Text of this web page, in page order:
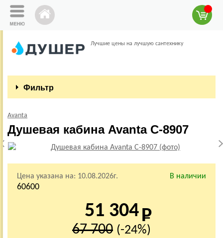
Лучшие цены на лучшую сантехнику
Фильтр
Avanta
Душевая кабина Avanta C-8907
Цена указана на: 10.08.2026г. В наличии
60600
51 304
67 700 (-24%)